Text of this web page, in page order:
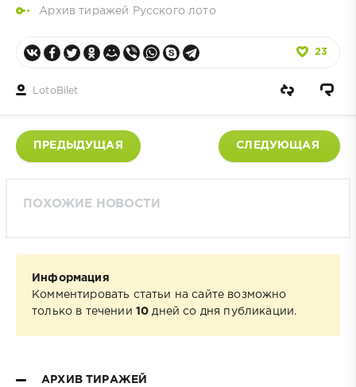
Архив тиражей Русского лото
23
LotoBilet
ПРЕДЫДУЩАЯ СЛЕДУЮЩАЯ
ПОХОЖИЕ НОВОСТИ
Информация
Комментировать статьи на сайте возможно
только в течении 10 дней со дня публикации.
АРХИВ ТИРАЖЕЙ